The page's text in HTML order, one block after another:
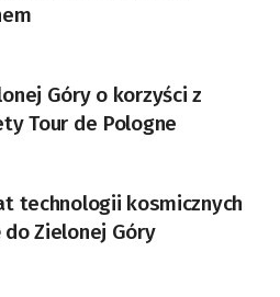
Góry o korzyści z
Tour de Pologne
technologii kosmicznych
Zielonej Góry